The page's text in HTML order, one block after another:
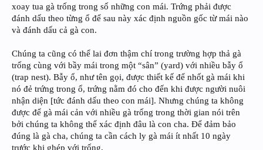
xoay tua gà trống trong số những con mái. Trứng phải được
đánh dấu theo từng ổ để sau này xác định nguồn gốc từ mái nào
và đánh dấu cả gà con.
Chúng ta cũng có thể lai đơn thậm chí trong trường hợp thả gà
trống cùng với bầy mái trong một “sân” (yard) với nhiều bẫy ổ
(trap nest). Bẫy ổ, như tên gọi, được thiết kế để nhốt gà mái khi
nó đẻ trứng trong ổ, trứng nằm đó cho đến khi được người nuôi
nhận diện [tức đánh dấu theo con mái]. Nhưng chúng ta không
được để gà mái cản với nhiều gà trống trong thời gian nói trên
bởi chúng ta không thể xác định đâu là con cha. Để đảm bảo
đúng là gà cha, chúng ta cần cách ly gà mái ít nhất 10 ngày
trước khi ghép với trống.